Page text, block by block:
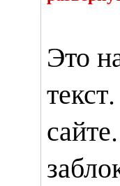
Это